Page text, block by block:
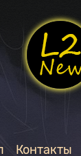
Контакты